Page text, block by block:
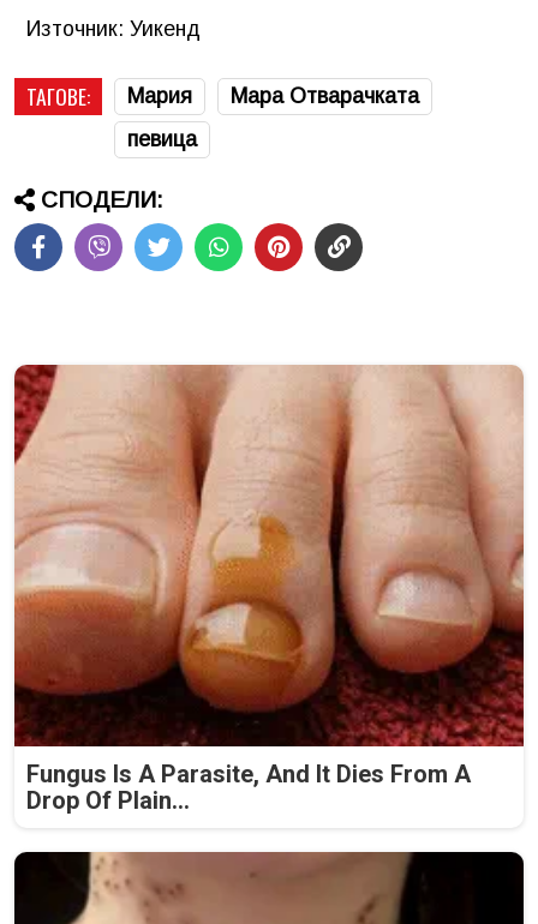
Източник: Уикенд
ТАГОВЕ: Мария
Мара Отварачката
певица
СПОДЕЛИ:
Fungus Is A Parasite, And It Dies From A
Drop Of Plain...